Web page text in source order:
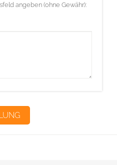
angeben (ohne Gewähr):